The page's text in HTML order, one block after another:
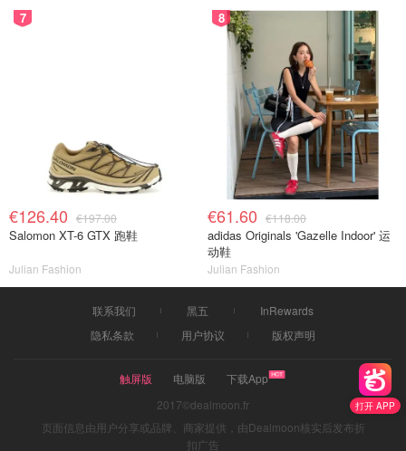
打开 APP
7
€126.40 €197.00
Salomon XT-6 GTX 跑鞋
Julian Fashion
8
€61.60 €118.00
adidas Originals 'Gazelle Indoor' 运
动鞋
Julian Fashion
联系我们 黑五
InRewards
隐私条款
用户协议 版权声明
触屏版 电脑版
下载App
2017©dealmoon.fr
页面信息由用户分享或品牌、商家提供，由Dealmoon核实后发布折
扣广告